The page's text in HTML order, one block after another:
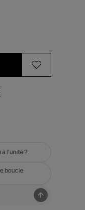
à l'unité ?
boucle